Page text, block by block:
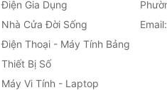
Điện Gia Dụng
Nhà Cửa Đời Sống
Điện Thoại - Máy Tính Bảng
Thiết Bị Số
Máy Vi Tính - Laptop